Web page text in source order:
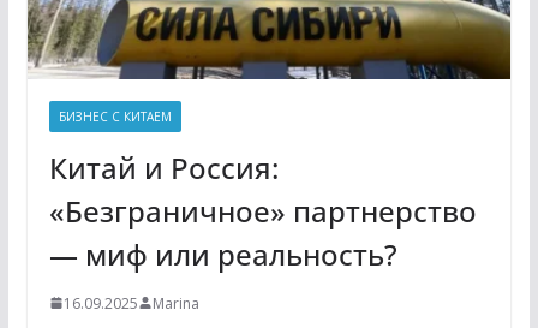
БИЗНЕС С КИТАЕМ
Китай и Россия:
«Безграничное» партнерство
— миф или реальность?
16.09.2025 Marina